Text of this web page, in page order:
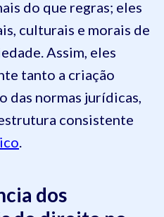
do que regras; eles
culturais e morais de
Assim, eles
tanto a criação
das normas jurídicas,
consistente
dos